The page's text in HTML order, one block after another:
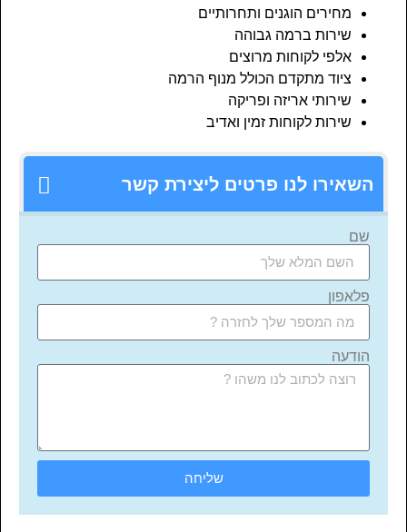
מחירים הוגנים ותחרותיים
שירות ברמה גבוהה
אלפי לקוחות מרוצים
ציוד מתקדם הכולל מנוף הרמה
שירותי אריזה ופריקה
שירות לקוחות זמין ואדיב
השאירו לנו פרטים ליצירת קשר
שם
פלאפון
הודעה
שליחה